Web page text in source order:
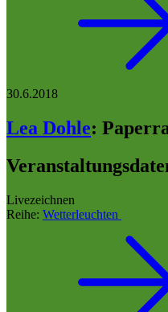
30.6.2018
Lea Dohle:
Livezeichnen
Reihe: Wetterleuchten